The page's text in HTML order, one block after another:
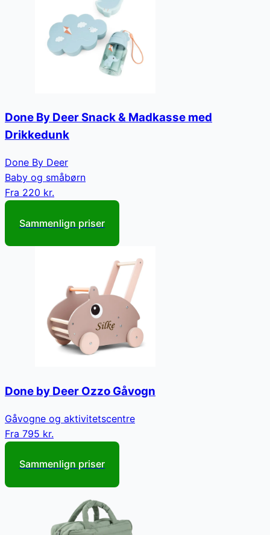
Done By Deer Snack & Madkasse med
Drikkedunk
Done By Deer
Baby og småbørn
Fra 220 kr.
Sammenlign priser
Done by Deer Ozzo Gåvogn
Gåvogne og aktivitetscentre
Fra 795 kr.
Sammenlign priser